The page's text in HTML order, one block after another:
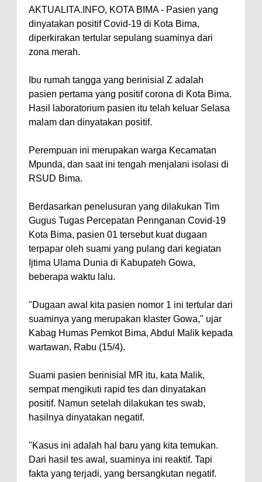
Pastikan Pemindahan Layanan
Berjalan Bertahap
Atasi Krisis Air Bersih
Wali Kota Bima Tinjau Rumah
Warga Tidak Layak Huni di
Percepatan Bantuan BSPS
Jalan Daerah 2026 dan
Persiapan DAK 2027 ke BPJN
NTB
Wali Kota Tekankan Disiplin ASN
dan Penguatan Kolaborasi
Kelautan dan Perikanan
Pemkot Jawab Pandangan
Umum Fraksi DPRD terhadap
Pelaksanaan APBD Kota Bima
Pimpin Upacara HUT
Bhayangkara Ke-80, Kapolres
Ibadah, Kepercayaan Rakyat
Landasan Utama
AKTUALITA.INFO, KOTA BIMA - Pasien yang
dinyatakan positif Covid-19 di Kota Bima,
diperkirakan tertular sepulang suaminya dari
zona merah.
Ibu rumah tangga yang berinisial Z adalah
pasien pertama yang positif corona di Kota Bima.
Hasil laboratorium pasien itu telah keluar Selasa
malam dan dinyatakan positif.
Perempuan ini merupakan warga Kecamatan
Mpunda, dan saat ini tengah menjalani isolasi di
RSUD Bima.
Berdasarkan penelusuran yang dilakukan Tim
Gugus Tugas Percepatan Pennganan Covid-19
Kota Bima, pasien 01 tersebut kuat dugaan
terpapar oleh suami yang pulang dari kegiatan
Ijtima Ulama Dunia di Kabupateh Gowa,
beberapa waktu lalu.
"Dugaan awal kita pasien nomor 1 ini tertular dari
suaminya yang merupakan klaster Gowa," ujar
Kabag Humas Pemkot Bima, Abdul Malik kepada
wartawan, Rabu (15/4).
Suami pasien berinisial MR itu, kata Malik,
sempat mengikuti rapid tes dan dinyatakan
positif. Namun setelah dilakukan tes swab,
hasilnya dinyatakan negatif.
"Kasus ini adalah hal baru yang kita temukan.
Dari hasil tes awal, suaminya ini reaktif. Tapi
fakta yang terjadi, yang bersangkutan negatif.